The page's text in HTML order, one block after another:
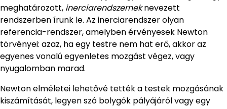
meghatározott, inerciarendszerneknevezett
rendszerben írunk le. Az inerciarendszer olyan
referencia-rendszer, amelyben érvényesek Newton
törvényei: azaz, ha egy testre nem hat erő, akkor az
egyenes vonalú egyenletes mozgást végez, vagy
nyugalomban marad.
Newton elméletei lehetővé tették a testek mozgásának
kiszámítását, legyen szó bolygók pályájáról vagy egy